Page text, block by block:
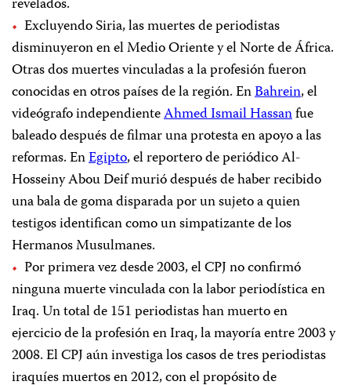
revelados.
Excluyendo Siria, las muertes de periodistas
disminuyeron en el Medio Oriente y el Norte de África.
Otras dos muertes vinculadas a la profesión fueron
conocidas en otros países de la región. EnBahrein,el
videógrafo independienteAhmed Ismail Hassanfue
baleado después de filmar una protesta en apoyo a las
reformas. EnEgipto, el reportero de periódico Al-
Hosseiny Abou Deif murió después de haber recibido
una bala de goma disparada por un sujeto a quien
testigos identifican como un simpatizante de los
Hermanos Musulmanes.
Por primera vez desde 2003, el CPJ no confirmó
ninguna muerte vinculada con la labor periodística en
Iraq. Un total de 151 periodistas han muerto en
ejercicio de la profesión en Iraq, la mayoría entre 2003 y
2008. El CPJ aún investiga los casos de tres periodistas
iraquíes muertos en 2012, con el propósito de